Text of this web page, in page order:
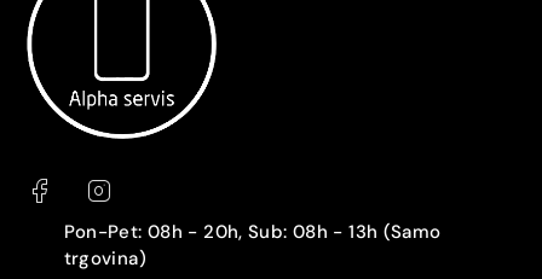
Pon-Pet: 08h - 20h, Sub: 08h - 13h (Samo
trgovina)